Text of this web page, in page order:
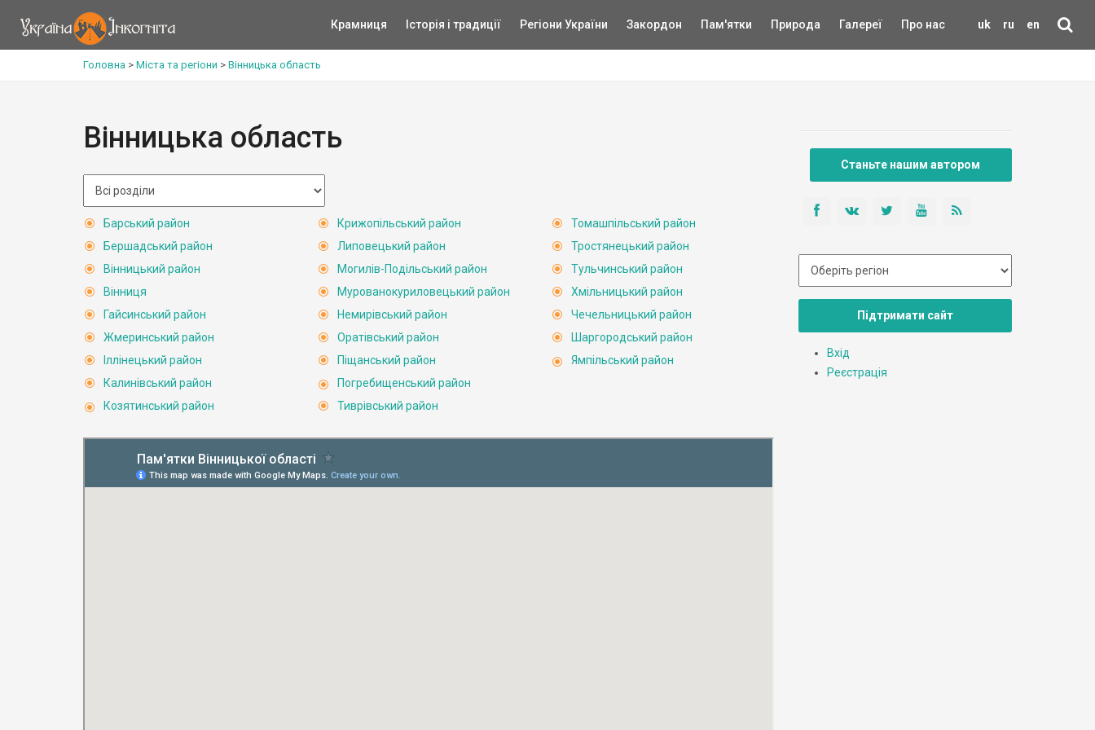
uk ru en
Крамниця Історія і традиції Регіони України Закордон Пам'ятки Природа Галереї Про нас
Головна > Міста та регіони > Вінницька область
Вінницька область
Барський район
Бершадський район
Вінницький район
Вінниця
Гайсинський район
Жмеринський район
Іллінецький район
Калинівський район
Козятинський район
Крижопільський район
Липовецький район
Могилів-Подільський район
Мурованокуриловецький район
Немирівський район
Оратівський район
Піщанський район
Погребищенський район
Тиврівський район
Томашпільський район
Тростянецький район
Тульчинський район
Хмільницький район
Чечельницький район
Шаргородський район
Ямпільський район
Станьте нашим автором
Підтримати сайт
Вхід
Реєстрація